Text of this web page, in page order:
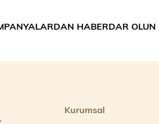
HABERDAR OLUN
Kurumsal